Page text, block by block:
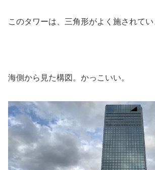
このタワーは、三角形がよく施されてい
海側から見た構図。かっこいい。